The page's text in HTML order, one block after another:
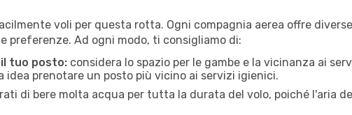
voli per questa rotta. Ogni compagnia aerea offre
preferenze. Ad ogni modo, ti consigliamo di:
tuo posto: considera lo spazio per le gambe e la vicinanza ai
idea prenotare un posto più vicino ai servizi igienici.
di bere molta acqua per tutta la durata del volo, poiché l'aria